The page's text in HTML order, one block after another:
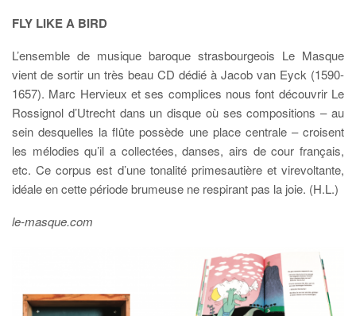
FLY LIKE A BIRD
L’ensemble de musique baroque strasbourgeois Le Masque
vient de sortir un très beau CD dédié à Jacob van Eyck (1590-
1657). Marc Hervieux et ses complices nous font découvrir Le
Rossignol d’Utrecht dans un disque où ses compositions – au
sein desquelles la flûte possède une place centrale – croisent
les mélodies qu’il a collectées, danses, airs de cour français,
etc. Ce corpus est d’une tonalité primesautière et virevoltante,
idéale en cette période brumeuse ne respirant pas la joie. (H.L.)
le-masque.com